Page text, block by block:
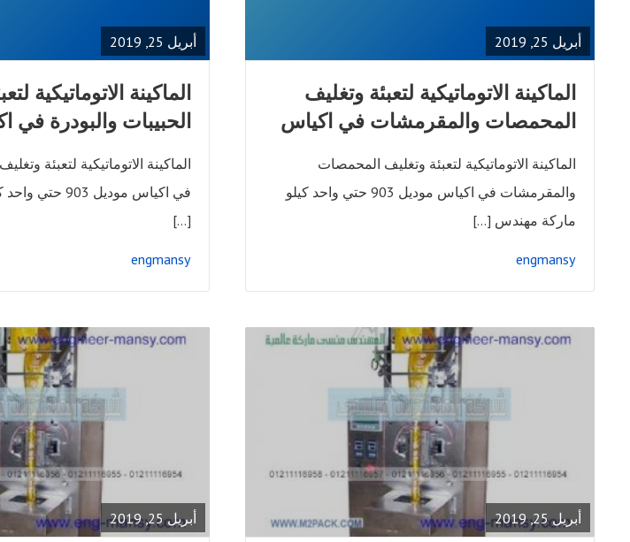
أبريل 25, 2019
الماكينة الاتوماتيكية لتعبئة وتغليف
المحمصات والمقرمشات في اكياس
الماكينة الاتوماتيكية لتعبئة وتغليف المحمصات
والمقرمشات في اكياس موديل 903 حتي واحد كيلو
ماركة مهندس […]
engmansy
أبريل 25, 2019
الماكينة الاتوماتيكية
الحبيبات والبودرة في
الماكينة الاتوماتيكية لتعبئة
في اكياس موديل
[…]
engmansy
أبريل 25, 2019
READ
FULL
POST
أبريل 25, 2019
READ
FULL